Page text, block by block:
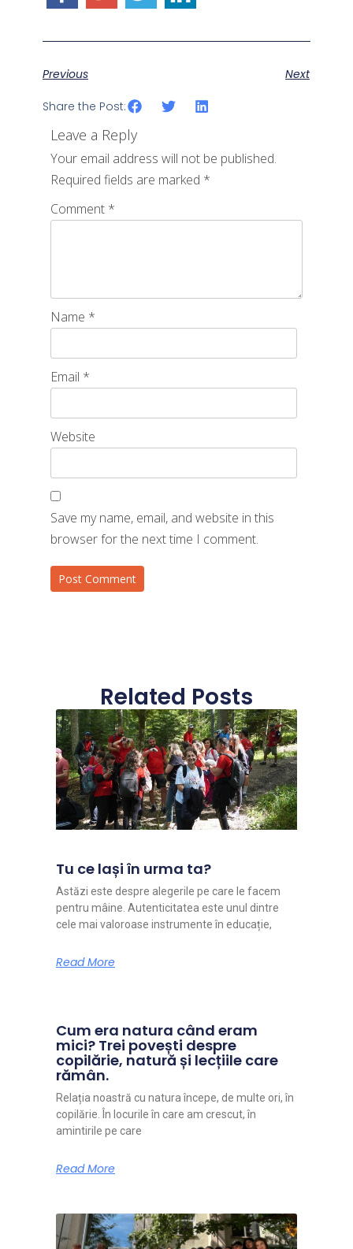
Previous Next
Share the Post:
Leave a Reply
Your email address will not be published.
Required fields are marked *
Comment *
Name *
Email *
Website
Save my name, email, and website in this
browser for the next time I comment.
Related Posts
Tu ce lași în urma ta?
Astăzi este despre alegerile pe care le facem
pentru mâine. Autenticitatea este unul dintre
cele mai valoroase instrumente în educație,
Read More
Cum era natura când eram
mici? Trei povești despre
copilărie, natură și lecțiile care
rămân.
Relația noastră cu natura începe, de multe ori, în
copilărie. În locurile în care am crescut, în
amintirile pe care
Read More